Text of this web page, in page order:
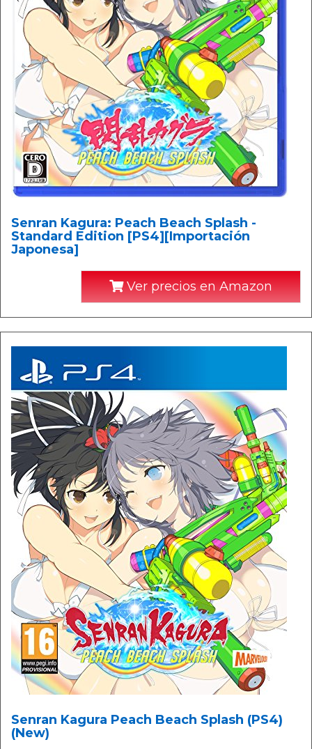
Senran Kagura: Peach Beach Splash -
Standard Edition [PS4][Importación
Japonesa]
Ver precios en Amazon
Senran Kagura Peach Beach Splash (PS4)
(New)